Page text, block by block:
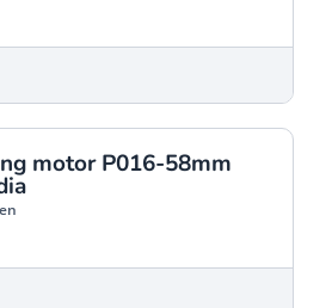
motor P016-58mm